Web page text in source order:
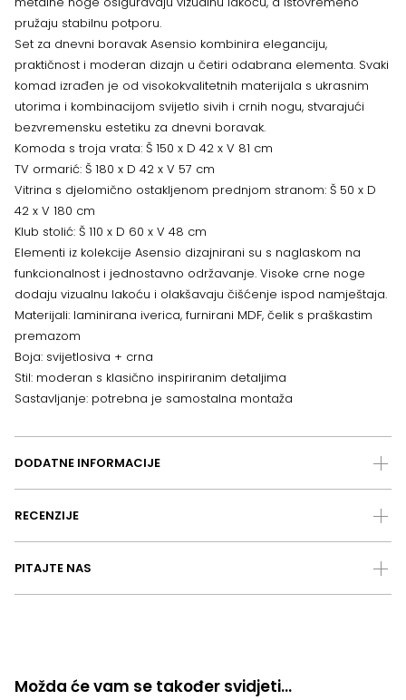
pružaju stabilnu potporu.
Set za dnevni boravak Asensio kombinira eleganciju,
praktičnost i moderan dizajn u četiri odabrana elementa. Svaki
komad izrađen je od visokokvalitetnih materijala s ukrasnim
utorima i kombinacijom svijetlo sivih i crnih nogu, stvarajući
bezvremensku estetiku za dnevni boravak.
Komoda s troja vrata: Š 150 x D 42 x V 81 cm
TV ormarić: Š 180 x D 42 x V 57 cm
Vitrina s djelomično ostakljenom prednjom stranom: Š 50 x D
42 x V 180 cm
Klub stolić: Š 110 x D 60 x V 48 cm
Elementi iz kolekcije Asensio dizajnirani su s naglaskom na
funkcionalnost i jednostavno održavanje. Visoke crne noge
dodaju vizualnu lakoću i olakšavaju čišćenje ispod namještaja.
Materijali: laminirana iverica, furnirani MDF, čelik s praškastim
premazom
Boja: svijetlosiva + crna
Stil: moderan s klasično inspiriranim detaljima
Sastavljanje: potrebna je samostalna montaža
DODATNE INFORMACIJE
RECENZIJE
PITAJTE NAS
Možda će vam se također svidjeti…